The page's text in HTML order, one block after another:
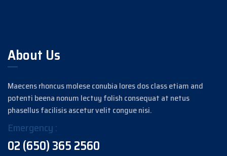
About Us
Maecens rhoncus molese conubia lores dos class etiam and
potenti beena nonum lectuy folish consequat at netus
phasellus facilisis ascetur velit congue nisi.
Emergency :
02 (650) 365 2560